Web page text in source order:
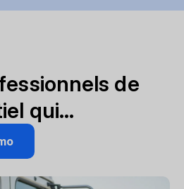
de
qui...